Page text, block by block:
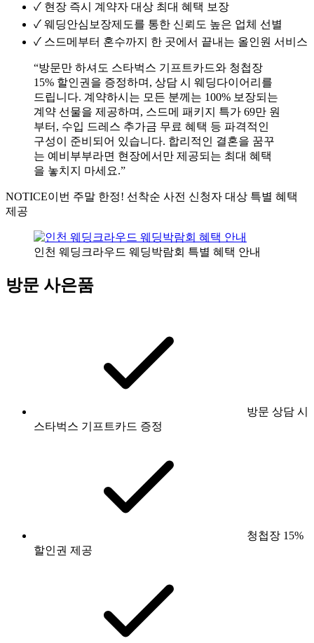
✓ 현장 즉시 계약자 대상 최대 혜택 보장
✓ 웨딩안심보장제도를 통한 신뢰도 높은 업체 선별
✓ 스드메부터 혼수까지 한 곳에서 끝내는 올인원 서비스
“방문만 하셔도 스타벅스 기프트카드와 청첩장
15% 할인권을 증정하며, 상담 시 웨딩다이어리를
드립니다. 계약하시는 모든 분께는 100% 보장되는
계약 선물을 제공하며, 스드메 패키지 특가 69만 원
부터, 수입 드레스 추가금 무료 혜택 등 파격적인
구성이 준비되어 있습니다. 합리적인 결혼을 꿈꾸
는 예비부부라면 현장에서만 제공되는 최대 혜택
을 놓치지 마세요.”
NOTICE이번 주말 한정! 선착순 사전 신청자 대상 특별 혜택
제공
인천 웨딩크라우드 웨딩박람회 특별 혜택 안내
방문 사은품
방문 상담 시
스타벅스 기프트카드 증정
청첩장 15%
할인권 제공